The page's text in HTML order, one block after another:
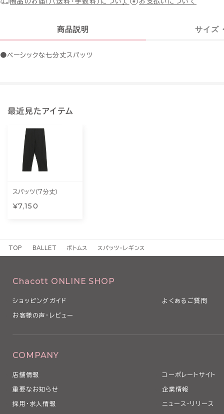
商品説明 サイズ
●ベーシックな七分丈スパッツ
最近見たアイテム
スパッツ（７分丈）
¥7,150
TOP BALLET ボトムス スパッツ・レギンス
Chacott ONLINE SHOP
ショッピングガイド よくあるご質問
お客様の声・レビュー
COMPANY
店舗情報 コーポレートサイト
重要なお知らせ 企業情報
採用・求人情報 ニュース・リリース